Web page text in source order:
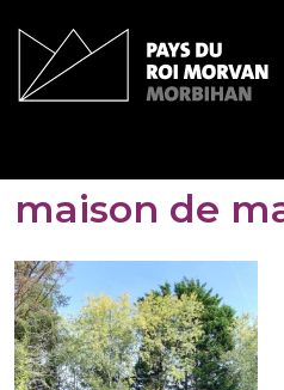
maison de